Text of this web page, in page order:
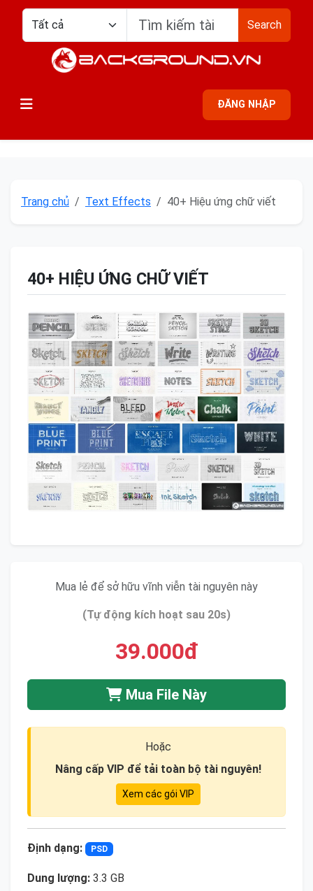
Search
ĐĂNG NHẬP
Trang chủ Text Effects 40+ Hiệu ứng chữ viết
40+ HIỆU ỨNG CHỮ VIẾT
Mua lẻ để sở hữu vĩnh viễn tài nguyên này
(Tự động kích hoạt sau 20s)
39.000đ
Mua File Này
Hoặc
Nâng cấp VIP để tải toàn bộ tài nguyên!
Xem các gói VIP
Định dạng: PSD
Dung lượng: 3.3 GB